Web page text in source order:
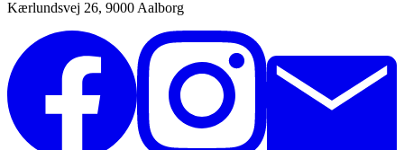
Kærlundsvej 26, 9000 Aalborg